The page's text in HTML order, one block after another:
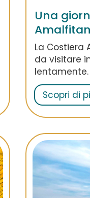
Una
La Costiera
da visitare
giornata da
della vita
Scopri di